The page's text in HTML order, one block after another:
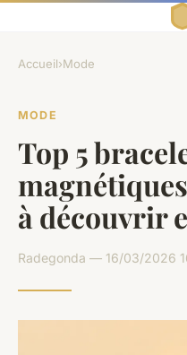
Accueil›Mode
MODE
Top 5
à découvrir
Radegonda — 16/03/2026